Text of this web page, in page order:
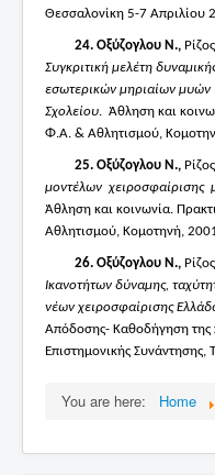
Θεσσαλονίκη 5-7 Απριλίου
24. Οξύζογλου Ν.,
Συγκριτική μελέτη
εσωτερικών μηριαίων
Σχολείου. Άθληση και
Φ.Α. & Αθλητισμού,
25. Oξύζογλου Ν.,
μοντέλων χειροσφαίρισης
Άθληση και κοινωνία.
Αθλητισμού, Κομοτηνή,
26. Οξύζογλου Ν.,
Ικανοτήτων δύναμης,
νέων χειροσφαίρισης
Απόδοσης- Καθοδήγηση της
Επιστημονικής
You are here: Home